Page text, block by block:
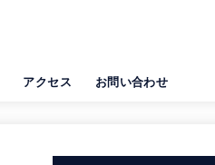
アクセス お問い合わせ